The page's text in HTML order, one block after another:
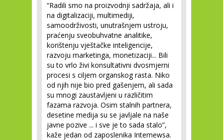
“Radili smo na proizvodnji sadržaja, ali i
na digitalizaciji, multimediji,
samoodrživosti, unutrašnjem ustroju,
praćenju sveobuhvatne analitike,
korištenju vještačke inteligencije,
razvoju marketinga, monetizaciji... Bili
su to vrlo živi konsultativni dvosmjerni
procesi s ciljem organskog rasta. Niko
od njih nije bio pred gašenjem, ali sada
su mnogi zaustavljeni u različitim
fazama razvoja. Osim stalnih partnera,
desetine medija su se javljale na naše
javne pozive ... i sve je to sada stalo”,
kaže jedan od zaposlenika Internewsa.